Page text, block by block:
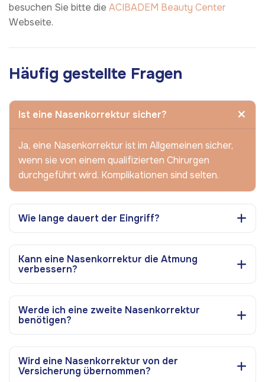
besuchen Sie bitte die ACIBADEM Beauty Center
Webseite.
Häufig gestellte Fragen
Ist eine Nasenkorrektur sicher?
Ja, eine Nasenkorrektur ist im Allgemeinen sicher,
wenn sie von einem qualifizierten Chirurgen
durchgeführt wird. Komplikationen sind selten.
Wie lange dauert der Eingriff?
Kann eine Nasenkorrektur die Atmung
verbessern?
Werde ich eine zweite Nasenkorrektur
benötigen?
Wird eine Nasenkorrektur von der
Versicherung übernommen?